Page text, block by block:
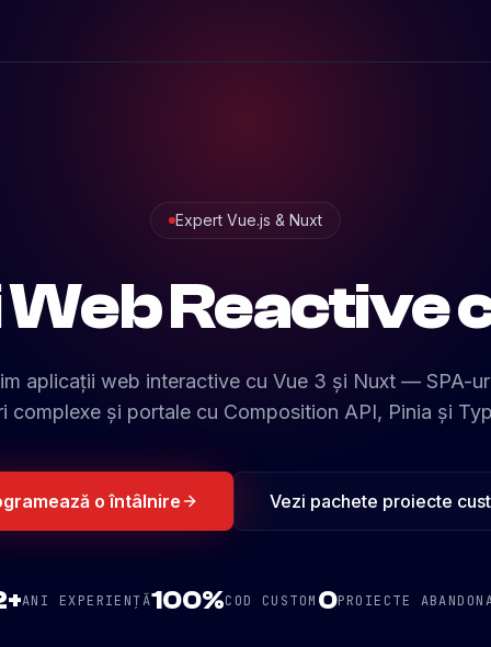
Expert Vue.js & Nuxt
Reactive
aplicații web interactive cu Vue 3 și Nuxt — SPA-
complexe și portale cu Composition API, Pinia și
o întâlnire Vezi pachete proiecte
ANI EXPERIENȚĂ100%COD CUSTOM 0PROIECTE